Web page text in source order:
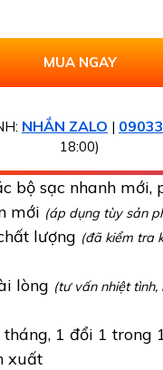
NHẮN ZALO |
18:00)
bộ sạc nhanh mới,
mới (áp dụng tùy sản
lượng (đã kiểm tra
lòng (tư vấn nhiệt
tháng, 1 đổi 1 trong
xuất